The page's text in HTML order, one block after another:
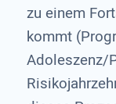
zu einem
kommt
Adoleszenz/